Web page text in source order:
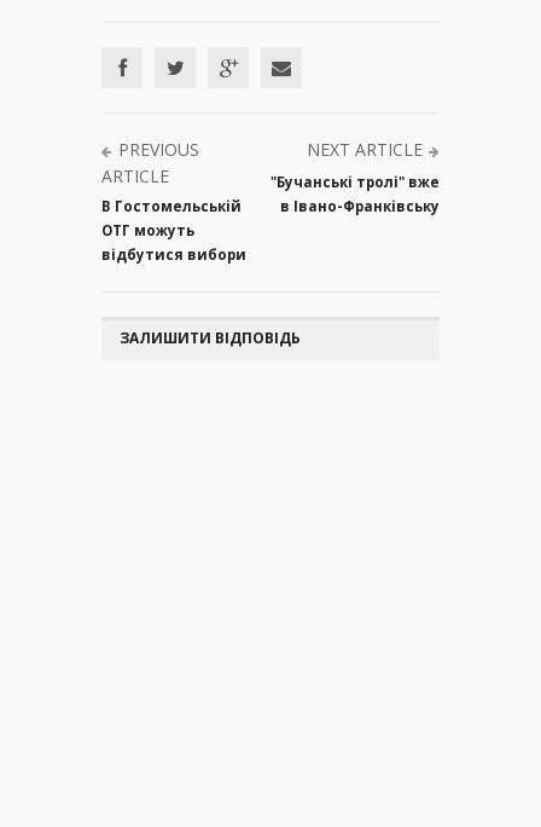
PREVIOUS
ARTICLE
В Гостомельській
ОТГ можуть
відбутися вибори
NEXT ARTICLE
"Бучанські тролі" вже
в Івано-Франківську
ЗАЛИШИТИ ВІДПОВІДЬ